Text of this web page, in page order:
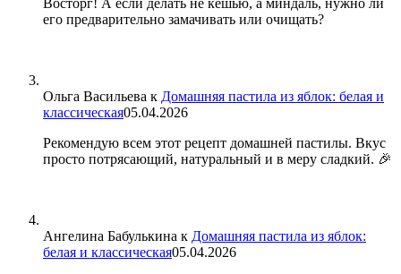
Восторг! А если делать не кешью, а миндаль, нужно ли
его предварительно замачивать или очищать?
Ольга Васильева к Домашняя пастила из яблок: белая и
классическая05.04.2026
Рекомендую всем этот рецепт домашней пастилы. Вкус
просто потрясающий, натуральный и в меру сладкий. 🎉
Ангелина Бабулькина к Домашняя пастила из яблок:
белая и классическая05.04.2026